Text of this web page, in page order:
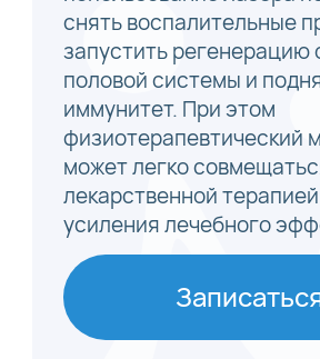
снять воспалительные
запустить регенерацию
половой системы и
иммунитет. При этом
физиотерапевтический
может легко
лекарственной
усиления лечебного